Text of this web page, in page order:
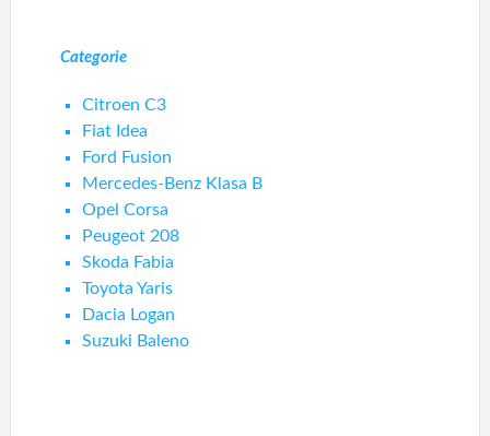
Categorie
Citroen C3
Fiat Idea
Ford Fusion
Mercedes-Benz Klasa B
Opel Corsa
Peugeot 208
Skoda Fabia
Toyota Yaris
Dacia Logan
Suzuki Baleno